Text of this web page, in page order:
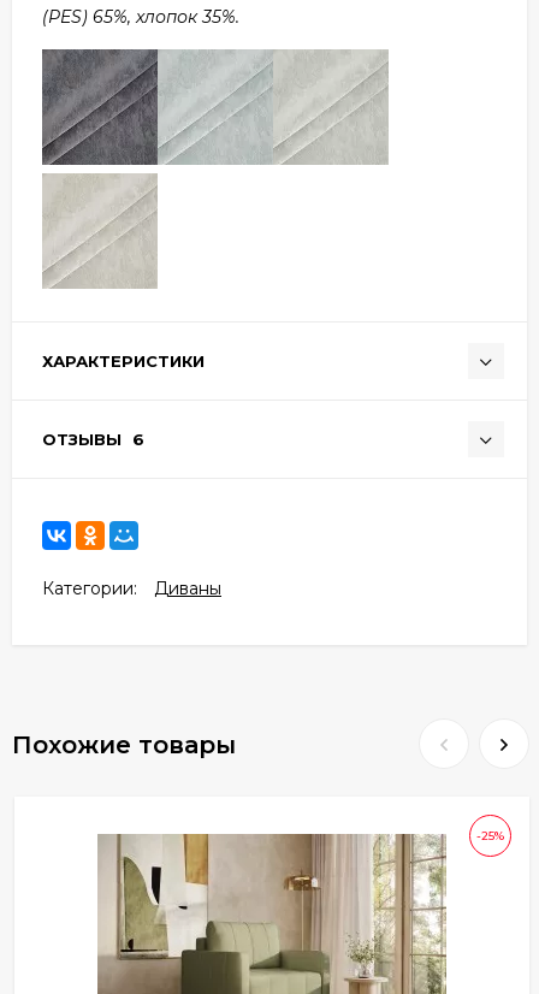
(PES) 65%, хлопок 35%.
ХАРАКТЕРИСТИКИ
ОТЗЫВЫ 6
Категории: Диваны
Похожие товары
-25%